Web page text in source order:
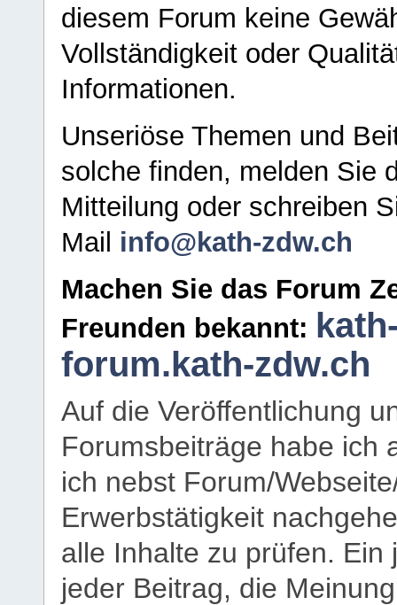
diesem Forum keine
Vollständigkeit oder
Informationen.
Unseriöse Themen und
solche finden, melden Sie
Mitteilung oder schreiben
Mail info@kath-zdw.ch
Machen Sie das Forum
Freunden bekannt:
forum.kath-zdw.ch
Auf die Veröffentlichung
Forumsbeiträge habe ich
ich nebst Forum/
Erwerbstätigkeit
alle Inhalte zu prüfen.
jeder Beitrag, die